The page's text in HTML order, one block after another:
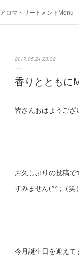
アロマトリートメントMenu
2017.05.24 23:32
香りとともに
皆さんおはようご
お久しぶりの投稿で
すみません(^^;;（笑）
今月誕生日を迎えて